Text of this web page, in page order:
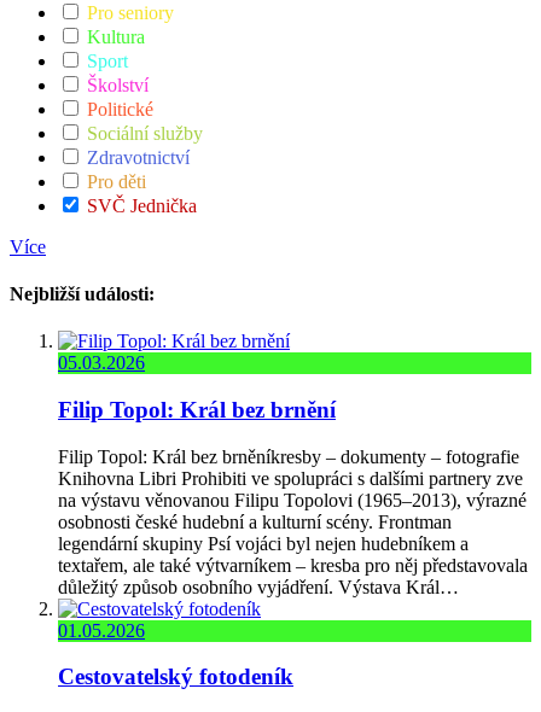
Pro seniory
Kultura
Sport
Školství
Politické
Sociální služby
Zdravotnictví
Pro děti
SVČ Jednička
Více
Nejbližší události:
05.03.2026
Filip Topol: Král bez brnění
Filip Topol: Král bez brněníkresby – dokumenty – fotografie
Knihovna Libri Prohibiti ve spolupráci s dalšími partnery zve
na výstavu věnovanou Filipu Topolovi (1965–2013), výrazné
osobnosti české hudební a kulturní scény. Frontman
legendární skupiny Psí vojáci byl nejen hudebníkem a
textařem, ale také výtvarníkem – kresba pro něj představovala
důležitý způsob osobního vyjádření. Výstava Král…
01.05.2026
Cestovatelský fotodeník